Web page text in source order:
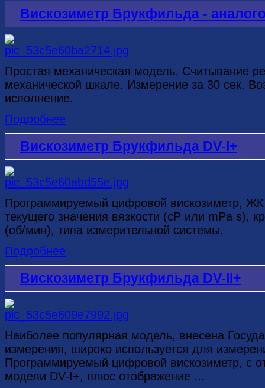
Вискозиметр Брукфильда -
Простая механическая модель. Считывание
механической шкале. Измерение за 30 сек.
исполнение.
Подробнее
Вискозиметр Брукфильда DV-I+
Программируемый цифровой вискозиметр,
текущего значения вязкости (cP или mPa s),
(об/мин), типа измерительной системы.
Подробнее
Вискозиметр Брукфильда DV-II+
Наиболее популярная модель, внесена
измерения, широко используется для
Программируемый цифровой вискозиметр, с
модели DV-I+, плюс отображение ...